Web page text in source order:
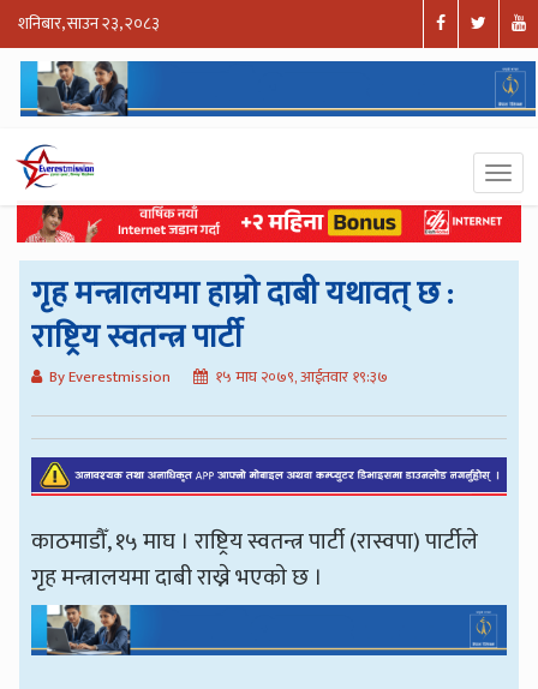
शनिबार, साउन २३, २०८३
गृह मन्त्रालयमा हाम्राे दाबी यथावत् छ :
राष्ट्रिय स्वतन्त्र पार्टी
By Everestmission १५ माघ २०७९, आईतवार १९:३७
काठमाडौँ, १५ माघ । राष्ट्रिय स्वतन्त्र पार्टी (रास्वपा) पार्टीले
गृह मन्त्रालयमा दाबी राख्ने भएकाे छ ।